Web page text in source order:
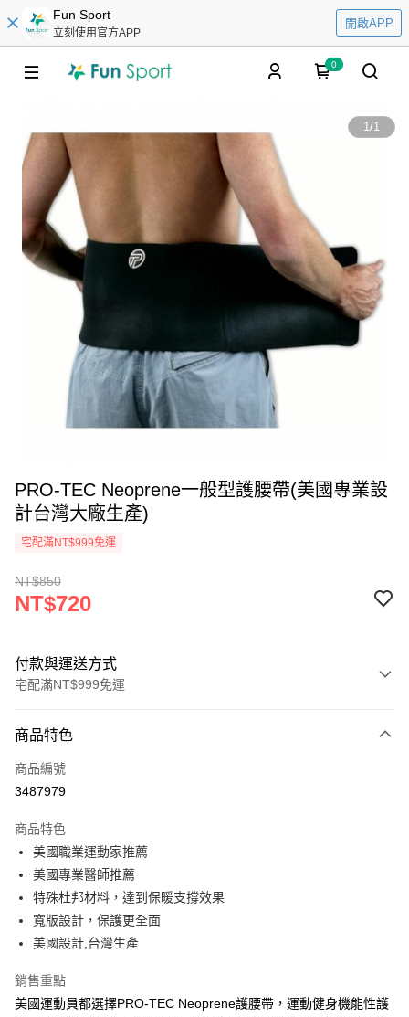
Fun Sport
立刻使用官方APP
開啟APP
0
1/1
PRO-TEC Neoprene一般型護腰帶(美國專業設
計台灣大廠生產)
宅配滿NT$999免運
NT$850
NT$720
付款與運送方式
宅配滿NT$999免運
信用卡一次付款
LINE Pay
街口支付
悠遊付
Google Pay
AFTEE先享後付
相關說明
AFTEE先享後付是「在收到商品之後才付款」的支付方式。 讓您購物簡單
ATM付款
商品特色
商品編號
3487979
商品特色
美國職業運動家推薦
美國專業醫師推薦
特殊杜邦材料，達到保暖支撐效果
寬版設計，保護更全面
美國設計,台灣生產
銷售重點
美國運動員都選擇PRO-TEC Neoprene護腰帶，運動健身機能性護